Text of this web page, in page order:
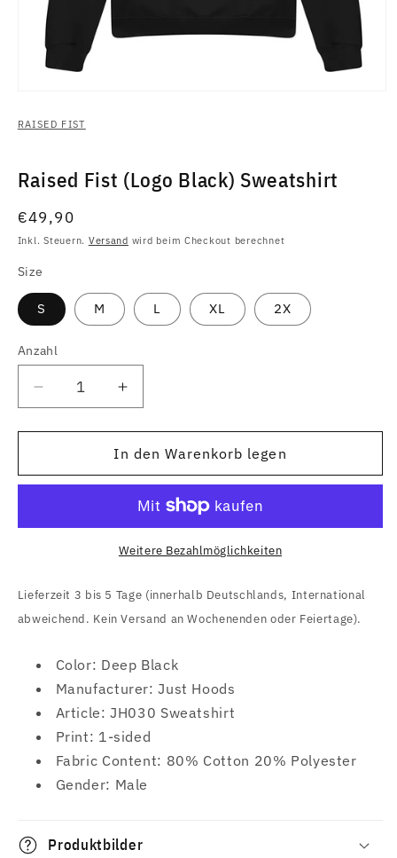
in
RAISED FIST
Raised Fist (Logo Black) Sweatshirt
Normaler
Preis
€49,90
Inkl. Steuern. Versand wird beim Checkout berechnet
Size
S M L XL 2X
Anzahl
Anzahl
Verringere
die
Menge
Raised
Black)
Erhöhe
die
Menge
für
Raised
(Logo
Black)
Sweatshirt
In den Warenkorb legen
Weitere Bezahlmöglichkeiten
Lieferzeit 3 bis 5 Tage (innerhalb Deutschlands, International
abweichend. Kein Versand an Wochenenden oder Feiertage).
Color: Deep Black
Manufacturer: Just Hoods
Article: JH030 Sweatshirt
Print: 1-sided
Fabric Content: 80% Cotton 20% Polyester
Gender: Male
Produktbilder